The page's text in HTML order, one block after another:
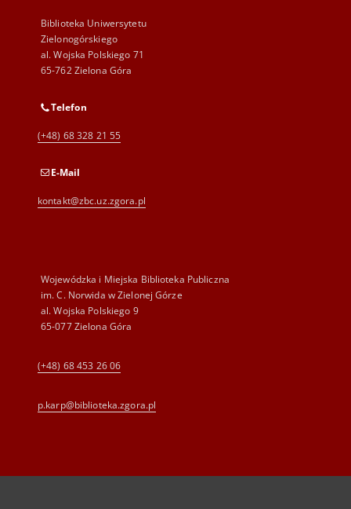
Biblioteka Uniwersytetu
Zielonogórskiego
al. Wojska Polskiego 71
65-762 Zielona Góra
Telefon
(+48) 68 328 21 55
E-Mail
kontakt@zbc.uz.zgora.pl
Wojewódzka i Miejska Biblioteka Publiczna
im. C. Norwida w Zielonej Górze
al. Wojska Polskiego 9
65-077 Zielona Góra
(+48) 68 453 26 06
p.karp@biblioteka.zgora.pl